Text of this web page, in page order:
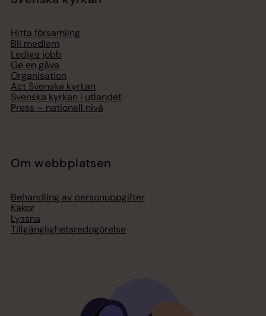
Hitta församling
Bli medlem
Lediga jobb
Ge en gåva
Organisation
Act Svenska kyrkan
Svenska kyrkan i utlandet
Press – nationell nivå
Om webbplatsen
Behandling av personuppgifter
Kakor
Lyssna
Tillgänglighetsredogörelse